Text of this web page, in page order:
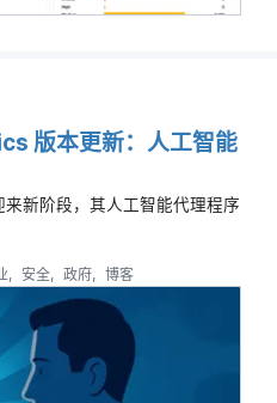
版本更新：人工智能
新阶段，其人工智能代理程序
安全 政府 博客